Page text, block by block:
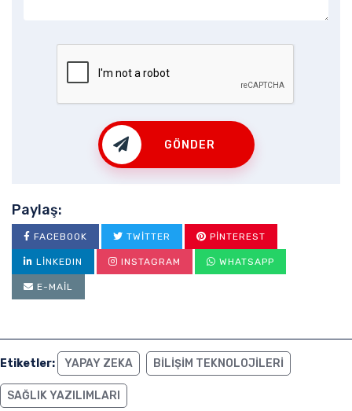
GÖNDER
Paylaş:
FACEBOOK TWITTER PINTEREST
LINKEDIN INSTAGRAM WHATSAPP
E-MAIL
Etiketler: YAPAY ZEKA BILIŞIM TEKNOLOJILERI
SAĞLIK YAZILIMLARI